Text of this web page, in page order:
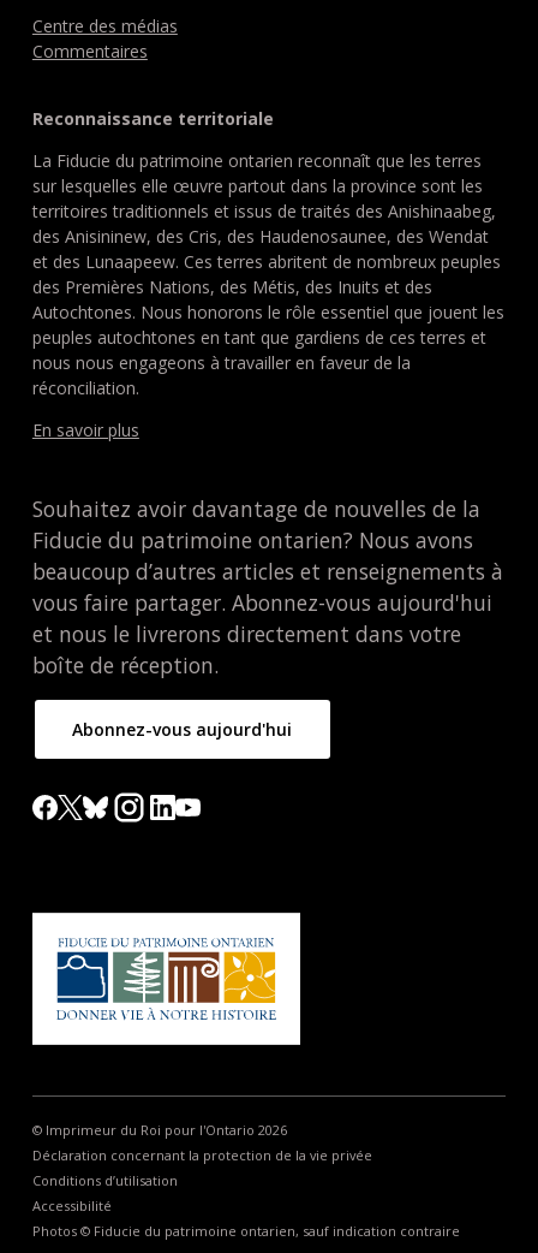
Centre des médias
Commentaires
Reconnaissance territoriale
La Fiducie du patrimoine ontarien reconnaît que les terres
sur lesquelles elle œuvre partout dans la province sont les
territoires traditionnels et issus de traités des Anishinaabeg,
des Anisininew, des Cris, des Haudenosaunee, des Wendat
et des Lunaapeew. Ces terres abritent de nombreux peuples
des Premières Nations, des Métis, des Inuits et des
Autochtones. Nous honorons le rôle essentiel que jouent les
peuples autochtones en tant que gardiens de ces terres et
nous nous engageons à travailler en faveur de la
réconciliation.
En savoir plus
Souhaitez avoir davantage de nouvelles de la
Fiducie du patrimoine ontarien? Nous avons
beaucoup d’autres articles et renseignements à
vous faire partager. Abonnez-vous aujourd'hui
et nous le livrerons directement dans votre
boîte de réception.
Abonnez-vous aujourd'hui
© Imprimeur du Roi pour l'Ontario 2026
Déclaration concernant la protection de la vie privée
Conditions d’utilisation
Accessibilité
Photos © Fiducie du patrimoine ontarien, sauf indication contraire